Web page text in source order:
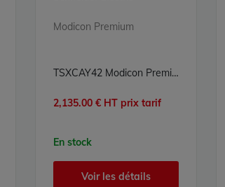
Modicon Premium
TSXCAY42 Modicon Premium Schneider Electric
2,135.00 € HT prix tarif
En stock
Voir les détails